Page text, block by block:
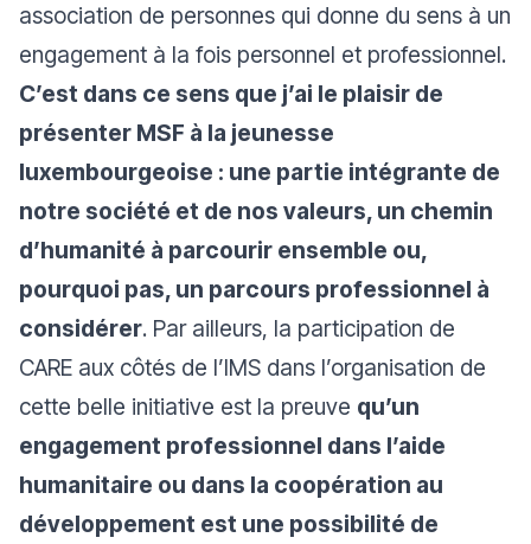
association de personnes qui donne du sens à un
engagement à la fois personnel et professionnel.
C’est dans ce sens que j’ai le plaisir de
présenter MSF à la jeunesse
luxembourgeoise : une partie intégrante de
notre société et de nos valeurs, un chemin
d’humanité à parcourir ensemble ou,
pourquoi pas, un parcours professionnel à
considérer. Par ailleurs, la participation de
CARE aux côtés de l’IMS dans l’organisation de
cette belle initiative est la preuve qu’un
engagement professionnel dans l’aide
humanitaire ou dans la coopération au
développement est une possibilité de